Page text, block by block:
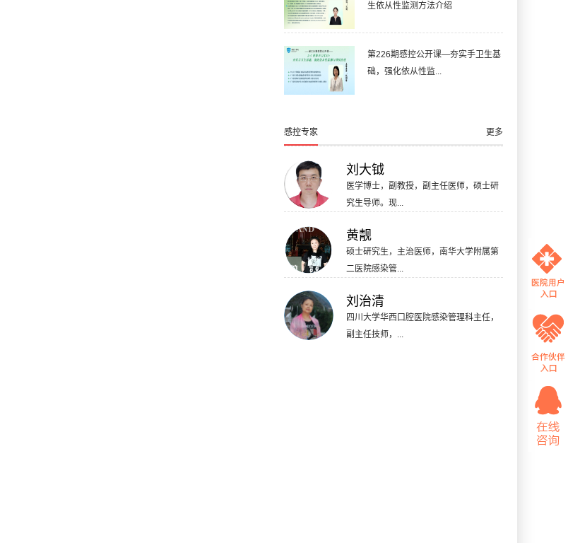
生依从性监测方法介绍
第226期感控公开课—夯实手卫生基
础，强化依从性监...
感控专家 更多
刘大钺
医学博士，副教授，副主任医师，硕士研
究生导师。现...
黄靓
硕士研究生，主治医师，南华大学附属第
二医院感染管...
刘治清
四川大学华西口腔医院感染管理科主任，
副主任技师，...